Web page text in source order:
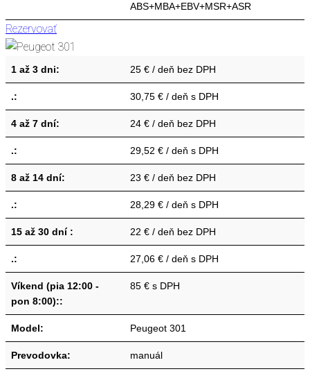
ABS+MBA+EBV+MSR+ASR
Rezervovať
1 až 3 dni: 25 € / deň bez DPH
.: 30,75 € / deň s DPH
4 až 7 dní: 24 € / deň bez DPH
.: 29,52 € / deň s DPH
8 až 14 dní: 23 € / deň bez DPH
.: 28,29 € / deň s DPH
15 až 30 dní : 22 € / deň bez DPH
.: 27,06 € / deň s DPH
Víkend (pia 12:00 -
pon 8:00)::
85 € s DPH
Model: Peugeot 301
Prevodovka: manuál